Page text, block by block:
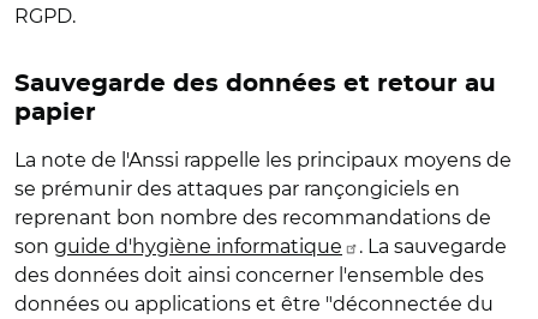
RGPD.
Sauvegarde des données et retour au
papier
La note de l'Anssi rappelle les principaux moyens de
se prémunir des attaques par rançongiciels en
reprenant bon nombre des recommandations de
son guide d'hygiène informatique
. La sauvegarde
des données doit ainsi concerner l'ensemble des
données ou applications et être "déconnectée du